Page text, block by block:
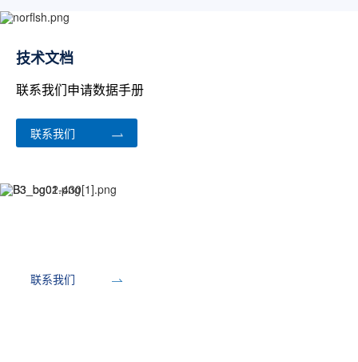
技术文档
联系我们申请数据手册
联系我们
联系我们